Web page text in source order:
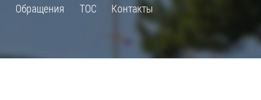
Обращения ТОС Контакты
Экспертиза действующих
нормативных правовых актов
Оценка применения